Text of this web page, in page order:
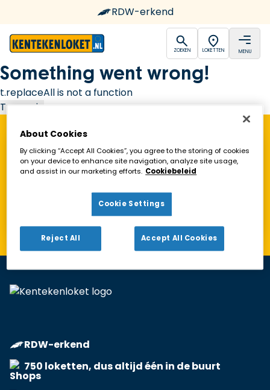
RDW-erkend
open
ZOEKEN LOKETTEN MENU
Something went wrong!
t.replaceAll is not a function
Try again
Vind een Kentekenloket in de buurt!
Toon alleen geopende loketten
RDW-erkend
750 loketten, dus altijd één in de buurt
About Cookies
By clicking “Accept All Cookies”, you agree to the storing of cookies
on your device to enhance site navigation, analyze site usage,
and assist in our marketing efforts. Cookiebeleid
Cookie Settings
Reject All Accept All Cookies